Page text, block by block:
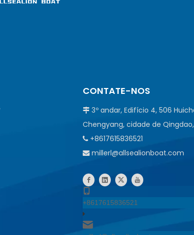
CONTATE-NOS
 3º andar, Edifício 4, 506
Chengyang, cidade de
 +8617615836521
 millerl@allsealionboat.com
+8617615836521